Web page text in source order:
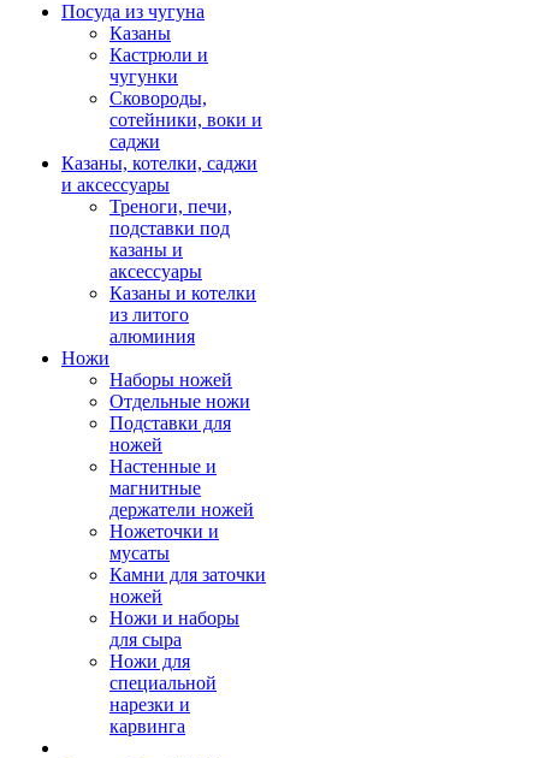
Посуда из чугуна
Казаны
Кастрюли и
чугунки
Сковороды,
сотейники, воки и
саджи
Казаны, котелки, саджи
и аксессуары
Треноги, печи,
подставки под
казаны и
аксессуары
Казаны и котелки
из литого
алюминия
Ножи
Наборы ножей
Отдельные ножи
Подставки для
ножей
Настенные и
магнитные
держатели ножей
Ножеточки и
мусаты
Камни для заточки
ножей
Ножи и наборы
для сыра
Ножи для
специальной
нарезки и
карвинга